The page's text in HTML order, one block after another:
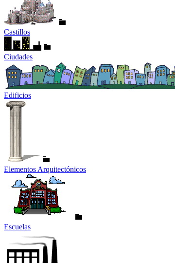
Castillos
Ciudades
Edificios
Elementos Arquitectónicos
Escuelas